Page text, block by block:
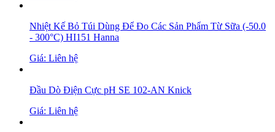
Nhiệt Kế Bỏ Túi Dùng Để Đo Các Sản Phẩm Từ Sữa (-50.0
- 300°C) HI151 Hanna
Giá: Liên hệ
Đầu Dò Điện Cực pH SE 102-AN Knick
Giá: Liên hệ